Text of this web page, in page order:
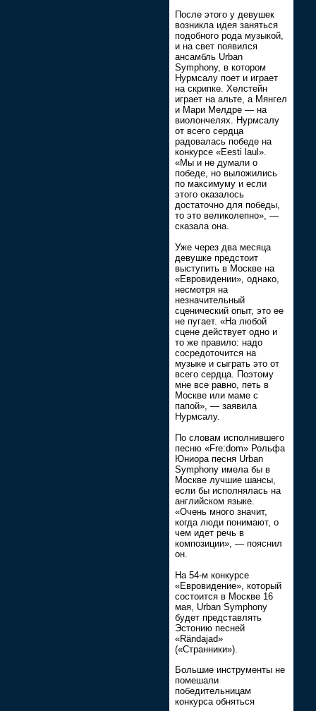
После этого у девушек
возникла идея заняться
подобного рода музыкой,
и на свет появился
ансамбль Urban
Symphony, в котором
Нурмсалу поет и играет
на скрипке. Хелстейн
играет на альте, а Мянгел
и Мари Мелдре — на
виолончелях. Нурмсалу
от всего сердца
радовалась победе на
конкурсе «Eesti laul».
«Мы и не думали о
победе, но выложились
по максимуму и если
этого оказалось
достаточно для победы,
то это великолепно», —
сказала она.
Уже через два месяца
девушке предстоит
выступить в Москве на
«Евровидении», однако,
несмотря на
незначительный
сценический опыт, это ее
не пугает. «На любой
сцене действует одно и
то же правило: надо
сосредоточится на
музыке и сыграть это от
всего сердца. Поэтому
мне все равно, петь в
Москве или маме с
папой», — заявила
Нурмсалу.
По словам исполнившего
песню «Fre:dom» Рольфа
Юниора песня Urban
Symphony имела бы в
Москве лучшие шансы,
если бы исполнялась на
английском языке.
«Очень много значит,
когда люди понимают, о
чем идет речь в
композиции», — пояснил
он.
На 54-м конкурсе
«Евровидение», который
состоится в Москве 16
мая, Ur­ban Symphony
будет представлять
Эстонию песней
«Rändajad»
(«Странники»).
Большие инструменты не
помешали
победительницам
конкурса обняться